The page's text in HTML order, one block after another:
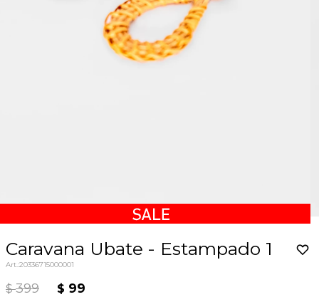
Caravana Ubate - Estampado 1
20336715000001
$ 399 $ 99